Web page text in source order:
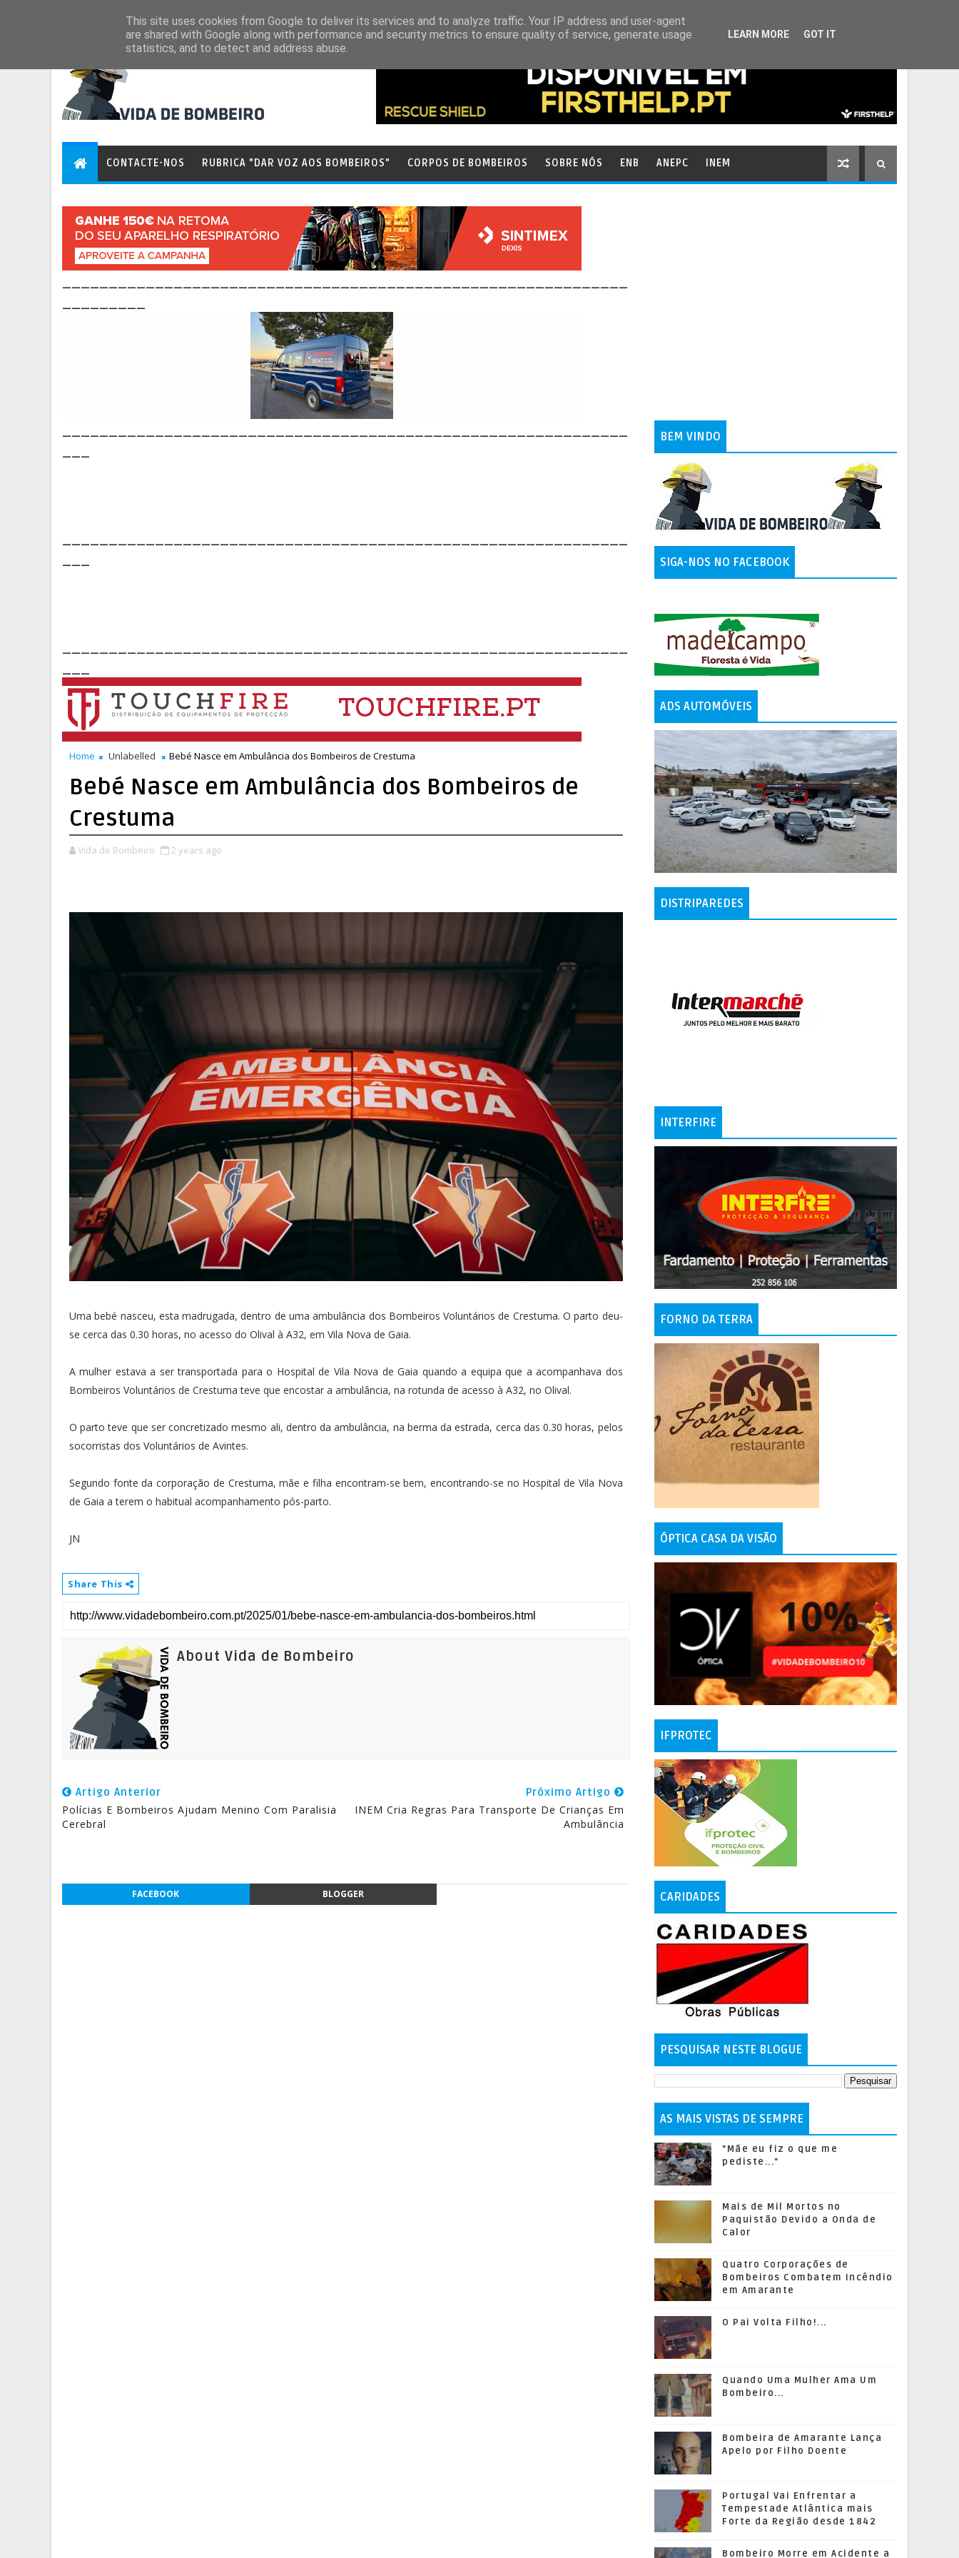
CONTACTE-NOS RUBRICA "DAR VOZ AOS BOMBEIROS" CORPOS DE BOMBEIROS SOBRE NÓS ENB ANEPC INEM
Home Unlabelled Bebé Nasce em Ambulância dos Bombeiros de Crestuma
Bebé Nasce em Ambulância dos Bombeiros de
Crestuma
Vida de Bombeiro 2 years ago
Uma bebé nasceu, esta madrugada, dentro de uma ambulância dos Bombeiros Voluntários de Crestuma. O parto deu-
se cerca das 0.30 horas, no acesso do Olival à A32, em Vila Nova de Gaia.
A mulher estava a ser transportada para o Hospital de Vila Nova de Gaia quando a equipa que a acompanhava dos
Bombeiros Voluntários de Crestuma teve que encostar a ambulância, na rotunda de acesso à A32, no Olival.
O parto teve que ser concretizado mesmo ali, dentro da ambulância, na berma da estrada, cerca das 0.30 horas, pelos
socorristas dos Voluntários de Avintes.
Segundo fonte da corporação de Crestuma, mãe e filha encontram-se bem, encontrando-se no Hospital de Vila Nova
de Gaia a terem o habitual acompanhamento pós-parto.
JN
Share This
About Vida de Bombeiro
Artigo Anterior
Polícias E Bombeiros Ajudam Menino Com Paralisia
Cerebral
Próximo Artigo
INEM Cria Regras Para Transporte De Crianças Em
Ambulância
FACEBOOK BLOGGER
BEM VINDO
SIGA-NOS NO FACEBOOK
ADS AUTOMÓVEIS
DISTRIPAREDES
INTERFIRE
FORNO DA TERRA
ÓPTICA CASA DA VISÃO
IFPROTEC
CARIDADES
PESQUISAR NESTE BLOGUE
AS MAIS VISTAS DE SEMPRE
"Mãe eu fiz o que me
pediste..."
Mais de Mil Mortos no
Paquistão Devido a Onda de
Calor
Quatro Corporações de
Bombeiros Combatem Incêndio
em Amarante
O Pai Volta Filho!...
Quando Uma Mulher Ama Um
Bombeiro...
Bombeira de Amarante Lança
Apelo por Filho Doente
Portugal Vai Enfrentar a
Tempestade Atlântica mais
Forte da Região desde 1842
Bombeiro Morre em Acidente a
This site uses cookies from Google to deliver its services and to analyze traffic. Your IP address and user-agent
are shared with Google along with performance and security metrics to ensure quality of service, generate usage
statistics, and to detect and address abuse.
LEARN MORE GOT IT